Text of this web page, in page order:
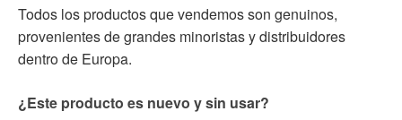
Todos los productos que vendemos son genuinos,
provenientes de grandes minoristas y distribuidores
dentro de Europa.
¿Este producto es nuevo y sin usar?